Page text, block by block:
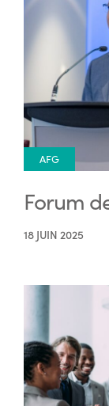
AFG
Forum
18 JUIN 2025